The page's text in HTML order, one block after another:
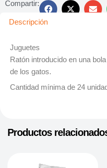
Compartir:
Descripción
Juguetes
Ratón introducido en una
de los gatos.
Cantidad mínima de 24
Productos